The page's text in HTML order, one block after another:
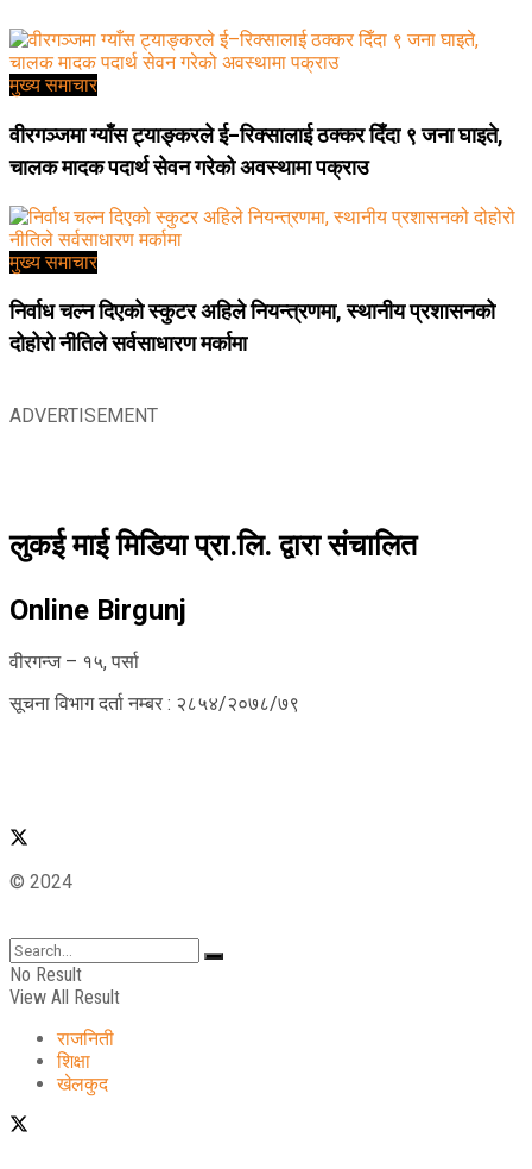
मुख्य समाचार
वीरगञ्जमा ग्याँस ट्याङ्करले ई–रिक्सालाई ठक्कर दिँदा ९ जना घाइते,
चालक मादक पदार्थ सेवन गरेको अवस्थामा पक्राउ
मुख्य समाचार
निर्वाध चल्न दिएको स्कुटर अहिले नियन्त्रणमा, स्थानीय प्रशासनको
दोहोरो नीतिले सर्वसाधारण मर्कामा
ADVERTISEMENT
लुकई माई मिडिया प्रा.लि. द्वारा संचालित
Online Birgunj
वीरगन्ज – १५, पर्सा
सूचना विभाग दर्ता नम्बर : २८५४/२०७८/७९
© 2024
No Result
View All Result
राजनिती
शिक्षा
खेलकुद